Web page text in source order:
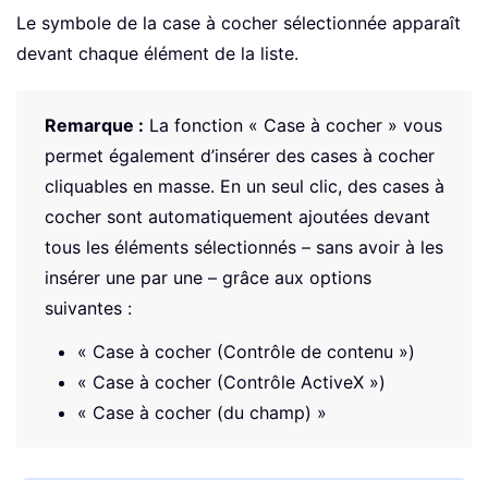
Le symbole de la case à cocher sélectionnée apparaît
devant chaque élément de la liste.
Remarque : La fonction « Case à cocher » vous
permet également d’insérer des cases à cocher
cliquables en masse. En un seul clic, des cases à
cocher sont automatiquement ajoutées devant
tous les éléments sélectionnés – sans avoir à les
insérer une par une – grâce aux options
suivantes :
« Case à cocher (Contrôle de contenu »)
« Case à cocher (Contrôle ActiveX »)
« Case à cocher (du champ) »